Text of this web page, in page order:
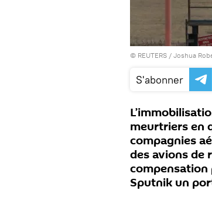
© REUTERS / Joshua
S'abonner
meurtriers en
compagnies
des avions de
compensation
Sputnik un